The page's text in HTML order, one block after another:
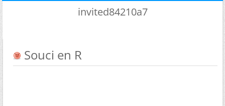
invited84210a7
Souci en R